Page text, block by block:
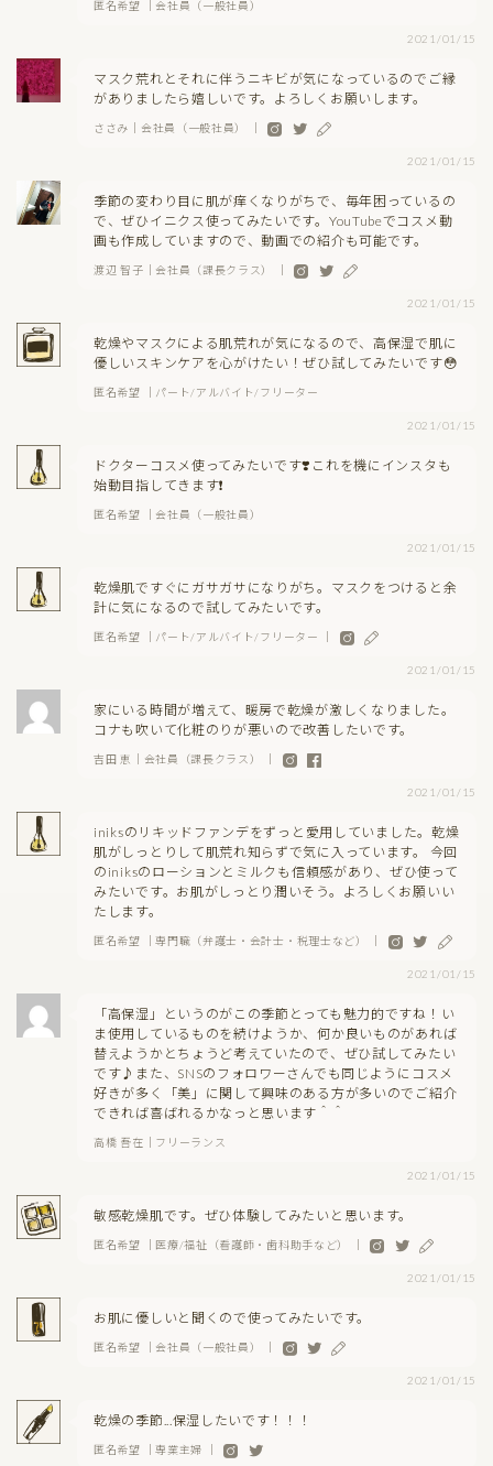
匿名希望 ｜会社員（一般社員）
2021/01/15
マスク荒れとそれに伴うニキビが気になっているのでご縁
がありましたら嬉しいです。よろしくお願いします。
ささみ｜会社員（一般社員） ｜
2021/01/15
季節の変わり目に肌が痒くなりがちで、毎年困っているの
で、ぜひイニクス使ってみたいです。YouTubeでコスメ動
画も作成していますので、動画での紹介も可能です。
渡辺 智子｜会社員（課長クラス） ｜
2021/01/15
乾燥やマスクによる肌荒れが気になるので、高保湿で肌に
優しいスキンケアを心がけたい！ぜひ試してみたいです😳
匿名希望 ｜パート/アルバイト/フリーター
2021/01/15
ドクターコスメ使ってみたいです❣️これを機にインスタも
始動目指してきます❗
匿名希望 ｜会社員（一般社員）
2021/01/15
乾燥肌ですぐにガサガサになりがち。マスクをつけると余
計に気になるので試してみたいです。
匿名希望 ｜パート/アルバイト/フリーター ｜
2021/01/15
家にいる時間が増えて、暖房で乾燥が激しくなりました。
コナも吹いて化粧のりが悪いので改善したいです。
吉田 恵｜会社員（課長クラス） ｜
2021/01/15
iniksのリキッドファンデをずっと愛用していました。乾燥
肌がしっとりして肌荒れ知らずで気に入っています。 今回
のiniksのローションとミルクも信頼感があり、ぜひ使って
みたいです。お肌がしっとり潤いそう。よろしくお願いい
たします。
匿名希望 ｜専門職（弁護士・会計士・税理士など） ｜
2021/01/15
「高保湿」というのがこの季節とっても魅力的ですね！い
ま使用しているものを続けようか、何か良いものがあれば
替えようかとちょうど考えていたので、ぜひ試してみたい
です♪また、SNSのフォロワーさんでも同じようにコスメ
好きが多く「美」に関して興味のある方が多いのでご紹介
できれば喜ばれるかなっと思います＾＾
高橋 吾在｜フリーランス
2021/01/15
敏感乾燥肌です。ぜひ体験してみたいと思います。
匿名希望 ｜医療/福祉（看護師・歯科助手など） ｜
2021/01/15
お肌に優しいと聞くので使ってみたいです。
匿名希望 ｜会社員（一般社員） ｜
2021/01/15
乾燥の季節...保湿したいです！！！
匿名希望 ｜専業主婦 ｜